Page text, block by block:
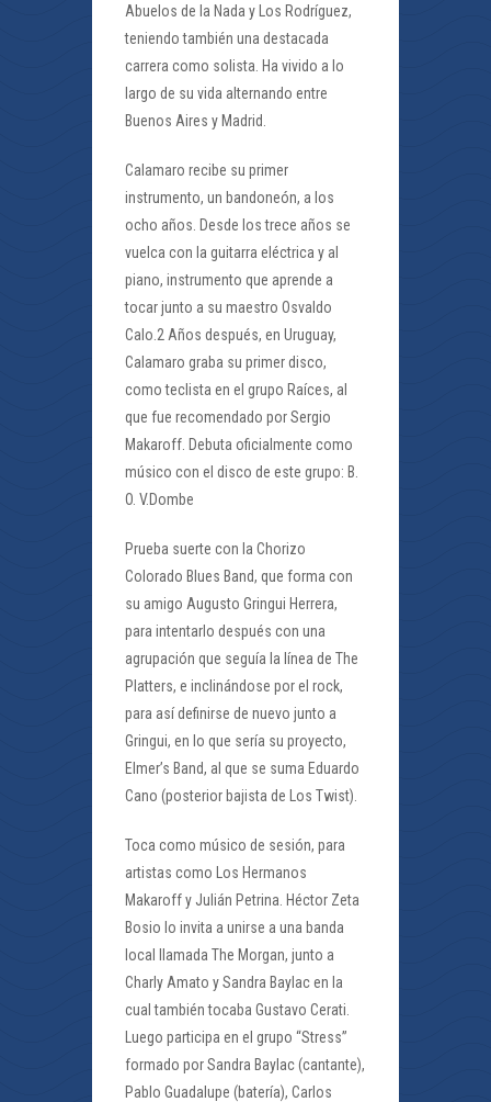
Abuelos de la Nada y Los Rodríguez,
teniendo también una destacada
carrera como solista. Ha vivido a lo
largo de su vida alternando entre
Buenos Aires y Madrid.
Calamaro recibe su primer
instrumento, un bandoneón, a los
ocho años. Desde los trece años se
vuelca con la guitarra eléctrica y al
piano, instrumento que aprende a
tocar junto a su maestro Osvaldo
Calo.2 Años después, en Uruguay,
Calamaro graba su primer disco,
como teclista en el grupo Raíces, al
que fue recomendado por Sergio
Makaroff. Debuta oficialmente como
músico con el disco de este grupo: B.
O. V.Dombe
Prueba suerte con la Chorizo
Colorado Blues Band, que forma con
su amigo Augusto Gringui Herrera,
para intentarlo después con una
agrupación que seguía la línea de The
Platters, e inclinándose por el rock,
para así definirse de nuevo junto a
Gringui, en lo que sería su proyecto,
Elmer’s Band, al que se suma Eduardo
Cano (posterior bajista de Los Twist).
Toca como músico de sesión, para
artistas como Los Hermanos
Makaroff y Julián Petrina. Héctor Zeta
Bosio lo invita a unirse a una banda
local llamada The Morgan, junto a
Charly Amato y Sandra Baylac en la
cual también tocaba Gustavo Cerati.
Luego participa en el grupo “Stress”
formado por Sandra Baylac (cantante),
Pablo Guadalupe (batería), Carlos